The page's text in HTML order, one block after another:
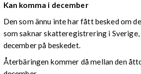
Kan komma i december
Den som ännu inte har fått besked om
som saknar skatteregistrering i
december på beskedet.
Återbäringen kommer då mellan den